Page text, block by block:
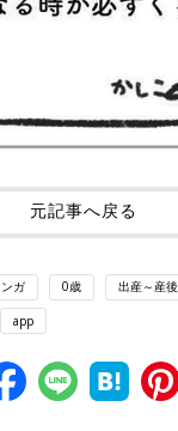
元記事へ戻る
ガ 0歳 出産～産後
app